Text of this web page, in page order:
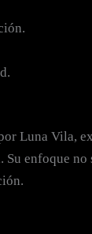
Luna Vila,
enfoque